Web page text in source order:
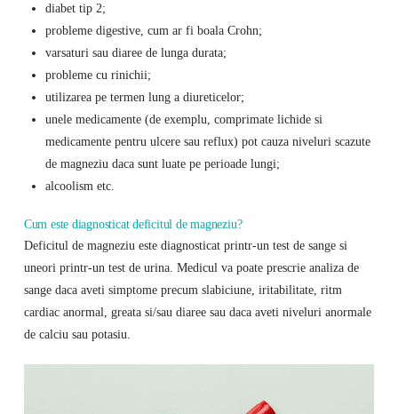
diabet tip 2;
probleme digestive, cum ar fi boala Crohn;
varsaturi sau diaree de lunga durata;
probleme cu rinichii;
utilizarea pe termen lung a diureticelor;
unele medicamente (de exemplu, comprimate lichide si
medicamente pentru ulcere sau reflux) pot cauza niveluri scazute
de magneziu daca sunt luate pe perioade lungi;
alcoolism etc.
Cum este diagnosticat deficitul de magneziu?
Deficitul de magneziu este diagnosticat printr-un test de sange si
uneori printr-un test de urina. Medicul va poate prescrie analiza de
sange daca aveti simptome precum slabiciune, iritabilitate, ritm
cardiac anormal, greata si/sau diaree sau daca aveti niveluri anormale
de calciu sau potasiu.